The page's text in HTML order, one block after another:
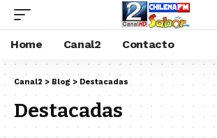
Home Canal2 Contacto
Canal2 > Blog > Destacadas
Destacadas